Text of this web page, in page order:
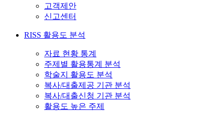
고객제안
신고센터
RISS 활용도 분석
자료 현황 통계
주제별 활용통계 분석
학술지 활용도 분석
복사/대출제공 기관 분석
복사/대출신청 기관 분석
활용도 높은 주제